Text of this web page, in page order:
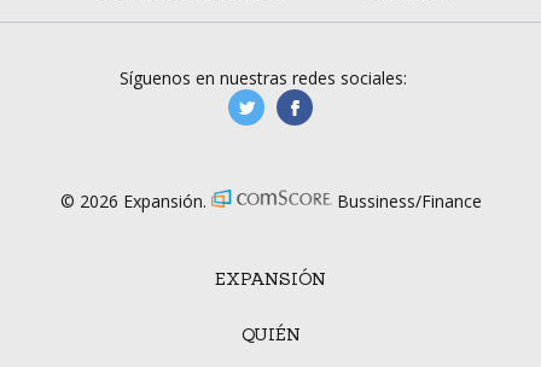
EXPANSIÓN
QUIÉN
Síguenos en nuestras redes sociales:
manufacturaGE
© 2026 Expansión. Bussiness/Finance